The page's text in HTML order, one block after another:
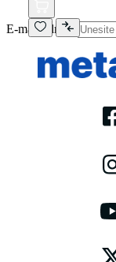
E-mail adresa